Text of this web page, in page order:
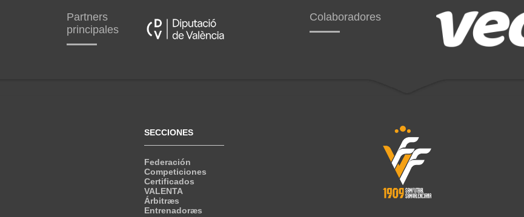
Partners
principales
Colaboradores
SECCIONES
Federación
Competiciones
Certificados
VALENTA
Árbitræs
Entrenadoræs